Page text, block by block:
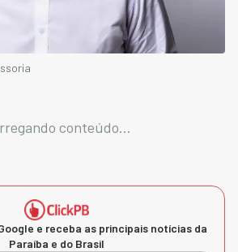
conteúdo...
e receba as principais notícias da
Paraíba e do Brasil